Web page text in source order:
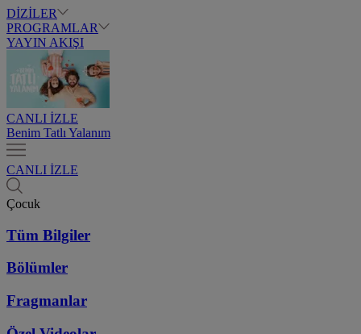
DİZİLER
PROGRAMLAR
YAYIN AKIŞI
CANLI İZLE
Benim Tatlı Yalanım
CANLI İZLE
Çocuk
Tüm Bilgiler
Bölümler
Fragmanlar